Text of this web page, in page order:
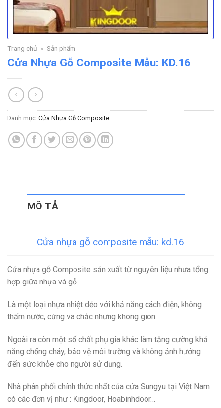
Trang chủ » Sản phẩm
Cửa Nhựa Gỗ Composite Mẫu: KD.16
Danh mục: Cửa Nhựa Gỗ Composite
MÔ TẢ
Cửa nhựa gỗ composite mẫu: kd.16
Cửa nhựa gỗ Composite sản xuất từ nguyên liệu nhựa tổng
hợp giữa nhựa và gỗ
Là một loại nhựa nhiệt dẻo với khả năng cách điện, không
thấm nước, cứng và chắc nhưng không giòn.
Ngoài ra còn một số chất phụ gia khác làm tăng cường khả
năng chống cháy, bảo vệ môi trường và không ảnh hưởng
đến sức khỏe cho người sử dụng.
Nhà phân phối chính thức nhất của cửa Sungyu tại Việt Nam
có các đơn vị như : Kingdoor, Hoabinhdoor…